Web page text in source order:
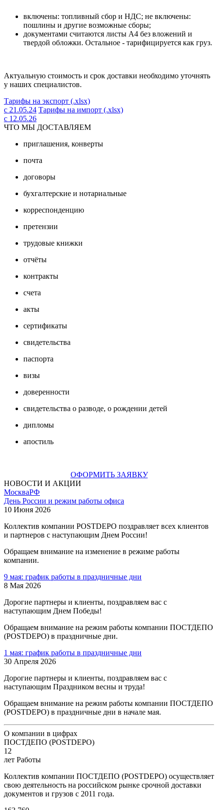
включены: топливный сбор и НДС; не включены:
пошлины и другие возможные сборы;
документами считаются листы А4 без вложений и
твердой обложки. Остальное - тарифицируется как груз.
Актуальную стоимость и срок доставки необходимо уточнять
у наших специалистов.
Тарифы на экспорт (.xlsx)
с 21.05.24 Тарифы на импорт (.xlsx)
с 12.05.26
ЧТО МЫ ДОСТАВЛЯЕМ
приглашения, конверты
почта
договоры
бухгалтерские и нотариальные
корреспонденцию
претензии
трудовые книжки
отчёты
контракты
счета
акты
сертификаты
свидетельства
паспорта
визы
доверенности
свидетельства о разводе, о рождении детей
дипломы
апостиль
ОФОРМИТЬ ЗАЯВКУ
НОВОСТИ И АКЦИИ
МоскваРФ
День России и режим работы офиса
10 Июня 2026
Коллектив компании POSTDEPO поздравляет всех клиентов
и партнеров с наступающим Днем России!
Обращаем внимание на изменение в режиме работы
компании.
9 мая: график работы в праздничные дни
8 Мая 2026
Дорогие партнеры и клиенты, поздравляем вас с
наступающим Днем Победы!
Обращаем внимание на режим работы компании ПОСТДЕПО
(POSTDEPO) в праздничные дни.
1 мая: график работы в праздничные дни
30 Апреля 2026
Дорогие партнеры и клиенты, поздравляем вас с
наступающим Праздником весны и труда!
Обращаем внимание на режим работы компании ПОСТДЕПО
(POSTDEPO) в праздничные дни в начале мая.
О компании в цифрах
ПОСТДЕПО (POSTDEPO)
12
лет Работы
Коллектив компании ПОСТДЕПО (POSTDEPO) осуществляет
свою деятельность на российском рынке срочной доставки
документов и грузов с 2011 года.